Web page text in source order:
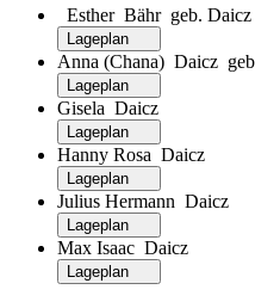
Esther Bähr geb. Daicz
Anna (Chana) Daicz
Gisela Daicz
Hanny Rosa Daicz
Julius Hermann Daicz
Max Isaac Daicz